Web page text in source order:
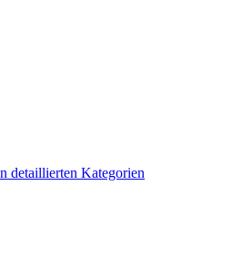
detaillierten Kategorien